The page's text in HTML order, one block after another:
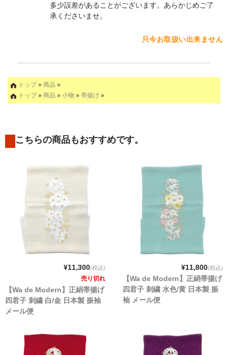
多少誤差があることがございます。あらかじめご了
承くださいませ。
只今お取扱い出来ません
トップ» 商品 »
トップ» 商品 » 小物 » 帯揚げ »
こちらの商品もおすすめです。
¥11,300(税込)
売り切れ
【Wa de Modern】正絹帯揚げ
四君子 刺繍 白/金 日本製 振袖
メール便
¥11,800(税込)
【Wa de Modern】正絹帯揚げ
四君子 刺繍 水色/黄 日本製 振
袖 メール便